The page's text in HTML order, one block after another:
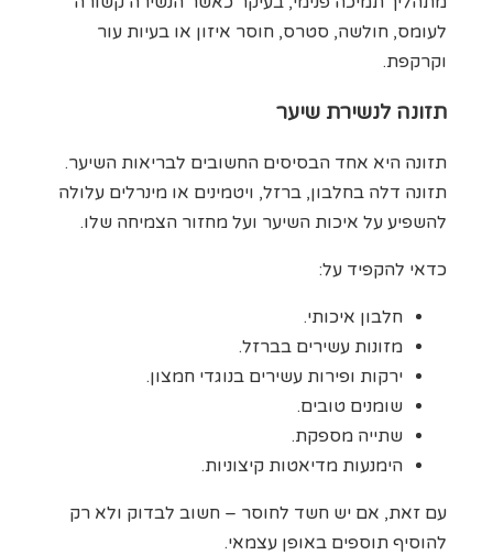
לעומס, חולשה, סטרס, חוסר איזון או בעיות עור
וקרקפת.
תזונה לנשירת שיער
תזונה היא אחד הבסיסים החשובים לבריאות השיער.
תזונה דלה בחלבון, ברזל, ויטמינים או מינרלים עלולה
להשפיע על איכות השיער ועל מחזור הצמיחה שלו.
כדאי להקפיד על:
חלבון איכותי.
מזונות עשירים בברזל.
ירקות ופירות עשירים בנוגדי חמצון.
שומנים טובים.
שתייה מספקת.
הימנעות מדיאטות קיצוניות.
עם זאת, אם יש חשד לחוסר – חשוב לבדוק ולא רק
להוסיף תוספים באופן עצמאי.